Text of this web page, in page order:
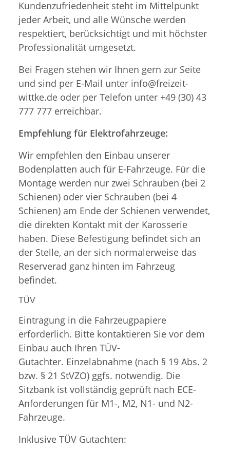
Kundenzufriedenheit steht im Mittelpunkt
jeder Arbeit, und alle Wünsche werden
respektiert, berücksichtigt und mit höchster
Professionalität umgesetzt.
Bei Fragen stehen wir Ihnen gern zur Seite
und sind per E-Mail unter info@freizeit-
wittke.de oder per Telefon unter +49 (30) 43
777 777 erreichbar.
Empfehlung für Elektrofahrzeuge:
Wir empfehlen den Einbau unserer
Bodenplatten auch für E-Fahrzeuge. Für die
Montage werden nur zwei Schrauben (bei 2
Schienen) oder vier Schrauben (bei 4
Schienen) am Ende der Schienen verwendet,
die direkten Kontakt mit der Karosserie
haben. Diese Befestigung befindet sich an
der Stelle, an der sich normalerweise das
Reserverad ganz hinten im Fahrzeug
befindet.
TÜV
Eintragung in die Fahrzeugpapiere
erforderlich. Bitte kontaktieren Sie vor dem
Einbau auch Ihren TÜV-
Gutachter. Einzelabnahme (nach § 19 Abs. 2
bzw. § 21 StVZO) ggfs. notwendig. Die
Sitzbank ist vollständig geprüft nach ECE-
Anforderungen für M1-, M2, N1- und N2-
Fahrzeuge.
Inklusive TÜV Gutachten: